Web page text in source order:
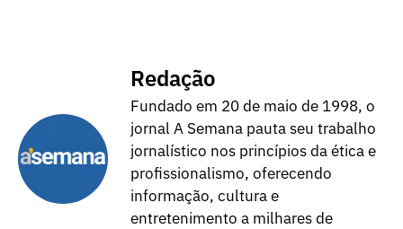
Redação
Fundado em 20 de maio de 1998, o
jornal A Semana pauta seu trabalho
jornalístico nos princípios da ética e
profissionalismo, oferecendo
informação, cultura e
entretenimento a milhares de